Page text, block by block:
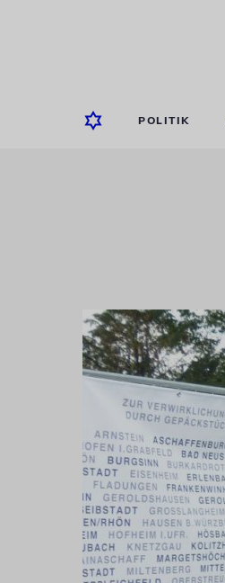
POLITIK